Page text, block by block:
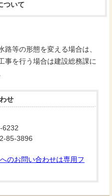
ついて
等の形態を変える場合は、
事を行う場合は建設総務課に
せ
6232
85-3896
のお問い合わせは専用フ